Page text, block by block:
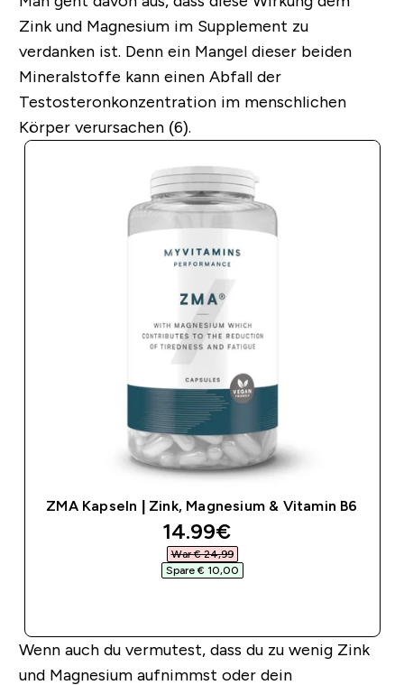
Zink und Magnesium im Supplement zu
verdanken ist. Denn ein Mangel dieser beiden
Mineralstoffe kann einen Abfall der
Testosteronkonzentration im menschlichen
Körper verursachen (6).
ZMA Kapseln | Zink, Magnesium & Vitamin B6
discounted price
14.99€‎
War € 24,99‎
Spare € 10,00‎
Wenn auch du vermutest, dass du zu wenig Zink
und Magnesium aufnimmst oder dein